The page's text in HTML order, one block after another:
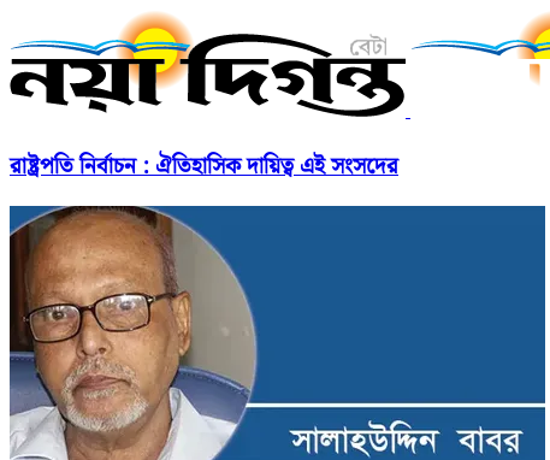
রাষ্ট্রপতি নির্বাচন : ঐতিহাসিক দায়িত্ব এই সংসদের